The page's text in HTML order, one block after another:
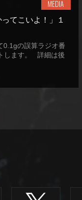
MEDIA
てこいよ！」１
0.1gの誤算ラジオ番
します。 詳細は後